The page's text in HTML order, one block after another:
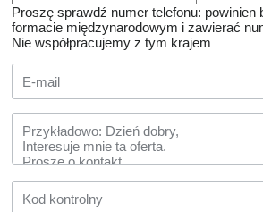
Proszę sprawdź numer telefonu: powinien
formacie międzynarodowym i zawierać
Nie współpracujemy z tym krajem